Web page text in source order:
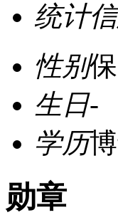
统计
性别
生日-
学历
勋章